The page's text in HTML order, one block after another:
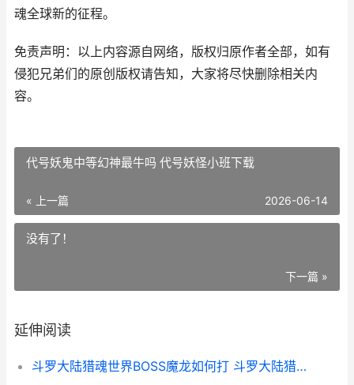
魂全球新的征程。
免责声明：以上内容源自网络，版权归原作者全部，如有
侵犯兄弟们的原创版权请告知，大家将尽快删除相关内
容。
代号妖鬼中等幻神最牛吗 代号妖怪小班下载
« 上一篇 2026-06-14
没有了！
下一篇 »
延伸阅读
斗罗大陆猎魂世界BOSS魔龙如何打 斗罗大陆猎魂世界凝影位置